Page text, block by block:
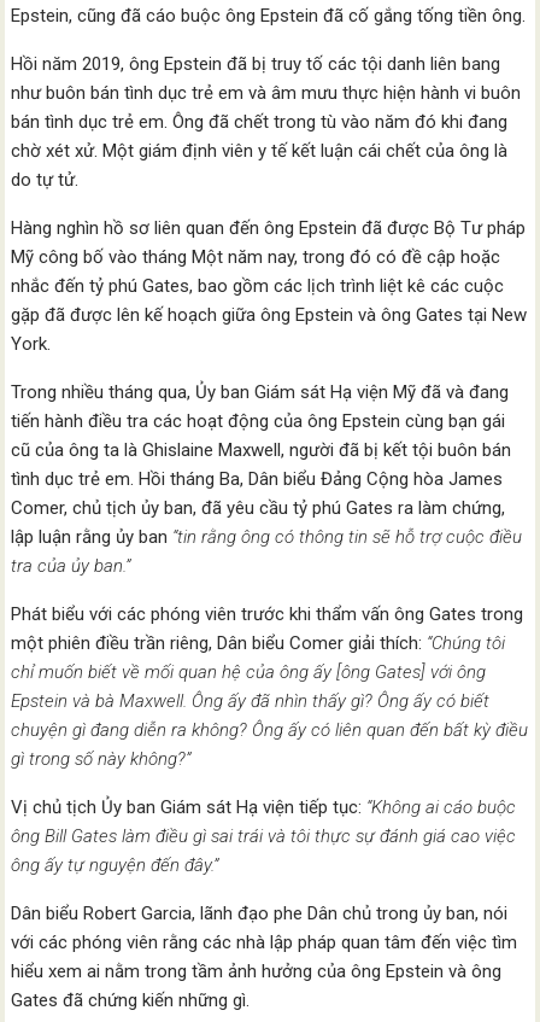
Epstein, cũng đã cáo buộc ông Epstein đã cố gắng tống tiền ông.
Hồi năm 2019, ông Epstein đã bị truy tố các tội danh liên bang
như buôn bán tình dục trẻ em và âm mưu thực hiện hành vi buôn
bán tình dục trẻ em. Ông đã chết trong tù vào năm đó khi đang
chờ xét xử. Một giám định viên y tế kết luận cái chết của ông là
do tự tử.
Hàng nghìn hồ sơ liên quan đến ông Epstein đã được Bộ Tư pháp
Mỹ công bố vào tháng Một năm nay, trong đó có đề cập hoặc
nhắc đến tỷ phú Gates, bao gồm các lịch trình liệt kê các cuộc
gặp đã được lên kế hoạch giữa ông Epstein và ông Gates tại New
York.
Trong nhiều tháng qua, Ủy ban Giám sát Hạ viện Mỹ đã và đang
tiến hành điều tra các hoạt động của ông Epstein cùng bạn gái
cũ của ông ta là Ghislaine Maxwell, người đã bị kết tội buôn bán
tình dục trẻ em. Hồi tháng Ba, Dân biểu Đảng Cộng hòa James
Comer, chủ tịch ủy ban, đã yêu cầu tỷ phú Gates ra làm chứng,
lập luận rằng ủy ban “tin rằng ông có thông tin sẽ hỗ trợ cuộc điều
tra của ủy ban.”
Phát biểu với các phóng viên trước khi thẩm vấn ông Gates trong
một phiên điều trần riêng, Dân biểu Comer giải thích: “Chúng tôi
chỉ muốn biết về mối quan hệ của ông ấy [ông Gates] với ông
Epstein và bà Maxwell. Ông ấy đã nhìn thấy gì? Ông ấy có biết
chuyện gì đang diễn ra không? Ông ấy có liên quan đến bất kỳ điều
gì trong số này không?”
Vị chủ tịch Ủy ban Giám sát Hạ viện tiếp tục: “Không ai cáo buộc
ông Bill Gates làm điều gì sai trái và tôi thực sự đánh giá cao việc
ông ấy tự nguyện đến đây.”
Dân biểu Robert Garcia, lãnh đạo phe Dân chủ trong ủy ban, nói
với các phóng viên rằng các nhà lập pháp quan tâm đến việc tìm
hiểu xem ai nằm trong tầm ảnh hưởng của ông Epstein và ông
Gates đã chứng kiến những gì.